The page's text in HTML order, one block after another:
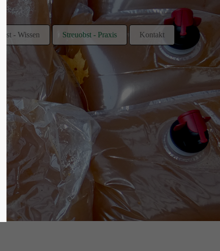
- Wissen Streuobst - Praxis Kontakt